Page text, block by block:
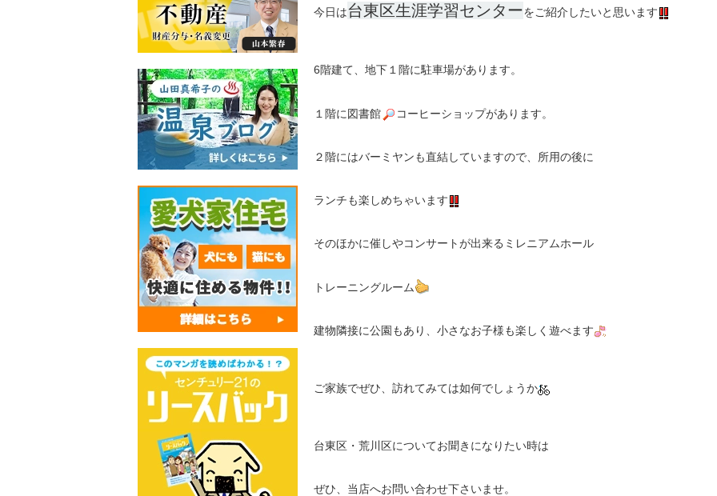
今日は台東区生涯学習センターをご紹介したいと思います
6階建て、地下１階に駐車場があります。
１階に図書館 コーヒーショップがあります。
２階にはバーミヤンも直結していますので、所用の後に
ランチも楽しめちゃいます
そのほかに催しやコンサートが出来るミレニアムホール
トレーニングルーム
建物隣接に公園もあり、小さなお子様も楽しく遊べます
ご家族でぜひ、訪れてみては如何でしょうか
台東区・荒川区についてお聞きになりたい時は
ぜひ、当店へお問い合わせ下さいませ。